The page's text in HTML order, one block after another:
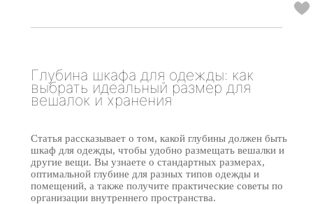
Глубина шкафа для одежды: как
выбрать идеальный размер для
вешалок и хранения
Статья рассказывает о том, какой глубины должен быть
шкаф для одежды, чтобы удобно размещать вешалки и
другие вещи. Вы узнаете о стандартных размерах,
оптимальной глубине для разных типов одежды и
помещений, а также получите практические советы по
организации внутреннего пространства.